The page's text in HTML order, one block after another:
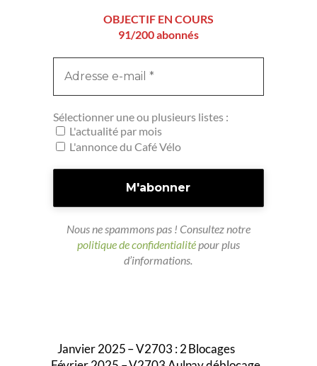
OBJECTIF EN COURS
91/200 abonnés
Sélectionner une ou plusieurs listes :
L'actualité par mois
L'annonce du Café Vélo
Nous ne spammons pas ! Consultez notre
politique de confidentialitépour plus
d’informations.
Janvier 2025 – V2703 : 2 Blocages